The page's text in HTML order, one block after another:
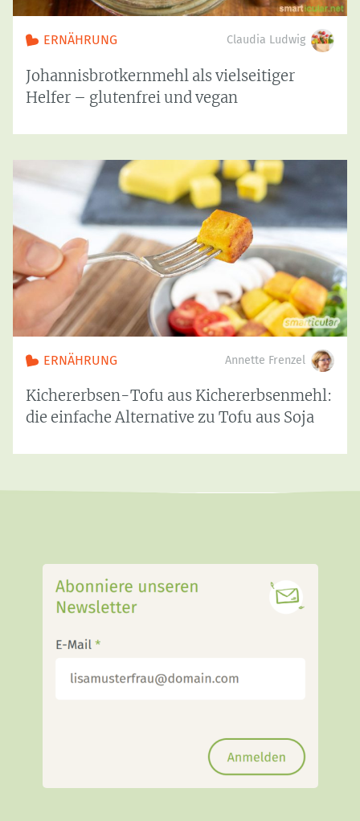
ERNÄHRUNG Claudia Ludwig
Johannisbrotkernmehl als vielseitiger
Helfer – glutenfrei und vegan
ERNÄHRUNG Annette Frenzel
Kichererbsen-Tofu aus Kichererbsenmehl:
die einfache Alternative zu Tofu aus Soja